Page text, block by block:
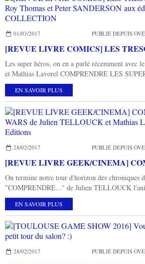
01/03/2017 PUBLIÉ DEPUIS
Les super héros, on en a parlé récemment avec
et Mathias Lavorel COMPRENDRE LES
EN SAVOIR PLUS
28/02/2017 PUBLIÉ DEPUIS
On termine notre tour d'horizon des chroniques
"COMPRENDRE..." de Julien TELLOUCK
EN SAVOIR PLUS
28/02/2017 PUBLIÉ DEPUIS